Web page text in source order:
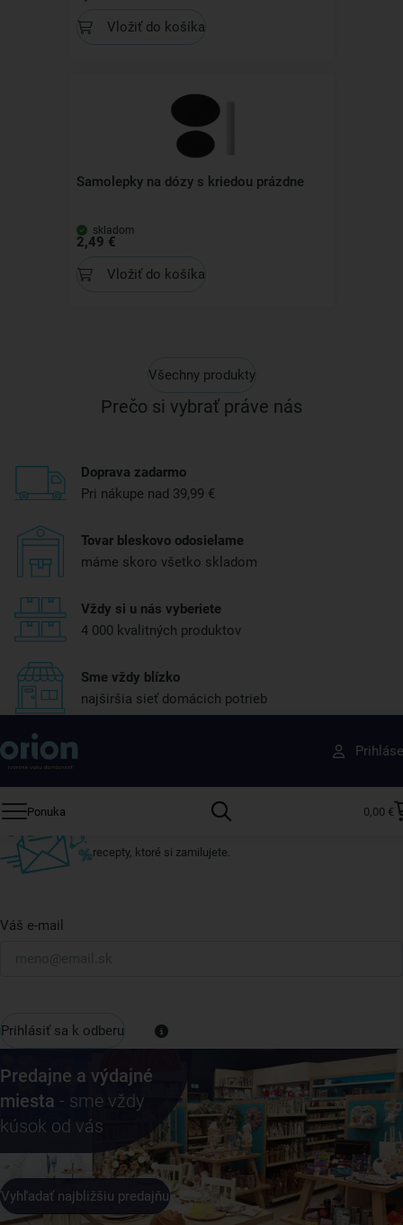
Vložiť do košíka
Samolepky na dózy s kriedou prázdne
skladom
2,49 €
Vložiť do košíka
Všechny produkty
Prečo si vybrať práve nás
Doprava zadarmo
Pri nákupe nad 39,99 €
Tovar bleskovo odosielame
máme skoro všetko skladom
Vždy si u nás vyberiete
4 000 kvalitných produktov
Sme vždy blízko
najširšia sieť domácich potrieb
Ponuka 0,00 €
Získajte rady, recepty a tipy na zľavy skôr ako
ktokoľvek iný
Prihláste sa k odberu nášho newslettera.
recepty, ktoré si zamilujete.
Váš e-mail
Prihlásiť sa k odberu
Predajne a výdajné
miesta - sme vždy
kúsok od vás
Vyhľadať najbližšiu predajňu